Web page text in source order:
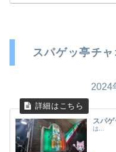
スパゲッ亭チ
2024
スパ
は...